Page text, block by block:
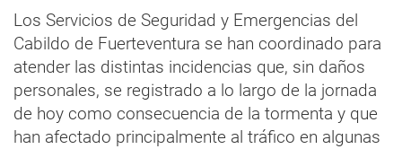
Los Servicios de Seguridad y Emergencias del
Cabildo de Fuerteventura se han coordinado para
atender las distintas incidencias que, sin daños
personales, se registrado a lo largo de la jornada
de hoy como consecuencia de la tormenta y que
han afectado principalmente al tráfico en algunas